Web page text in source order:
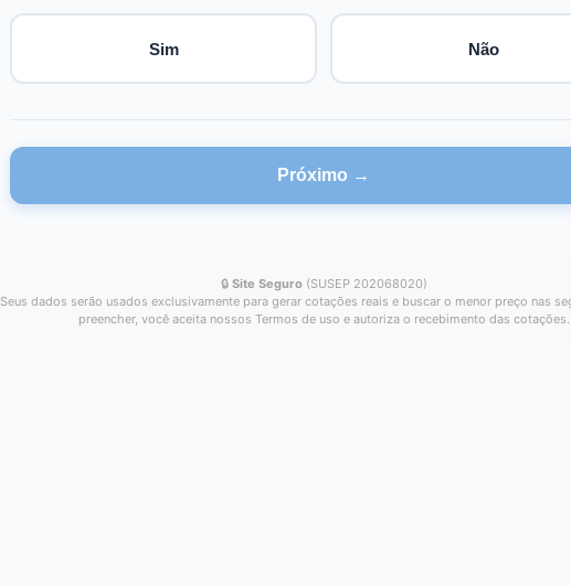
Sim Não
Próximo →
🔒 Site Seguro (SUSEP 202068020)
Seus dados serão usados exclusivamente para gerar cotações reais e buscar o menor preço nas
preencher, você aceita nossos Termos de uso e autoriza o recebimento das cotações.